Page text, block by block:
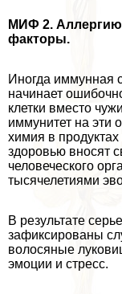
МИФ 2.
факторы.
Иногда иммунная
начинает
клетки вместо
иммунитет на эти
химия в
здоровью вносят
человеческого
тысячелетиями
В результате
зафиксированы
волосяные
эмоции и стресс.